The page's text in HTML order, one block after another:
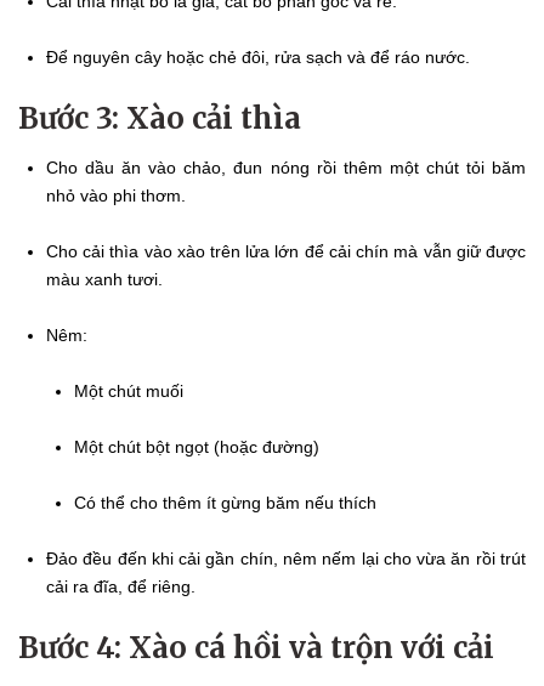
Để nguyên cây hoặc chẻ đôi, rửa sạch và để ráo nước.
Bước 3: Xào cải thìa
Cho dầu ăn vào chảo, đun nóng rồi thêm một chút tỏi băm
nhỏ vào phi thơm.
Cho cải thìa vào xào trên lửa lớn để cải chín mà vẫn giữ được
màu xanh tươi.
Nêm:
Một chút muối
Một chút bột ngọt (hoặc đường)
Có thể cho thêm ít gừng băm nếu thích
Đảo đều đến khi cải gần chín, nêm nếm lại cho vừa ăn rồi trút
cải ra đĩa, để riêng.
Bước 4: Xào cá hồi và trộn với cải